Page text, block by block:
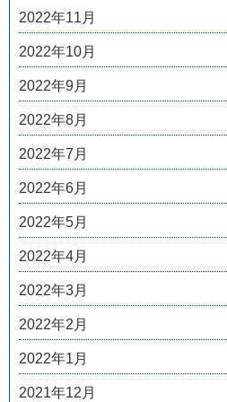
2022年11月
2022年10月
2022年9月
2022年8月
2022年7月
2022年6月
2022年5月
2022年4月
2022年3月
2022年2月
2022年1月
2021年12月